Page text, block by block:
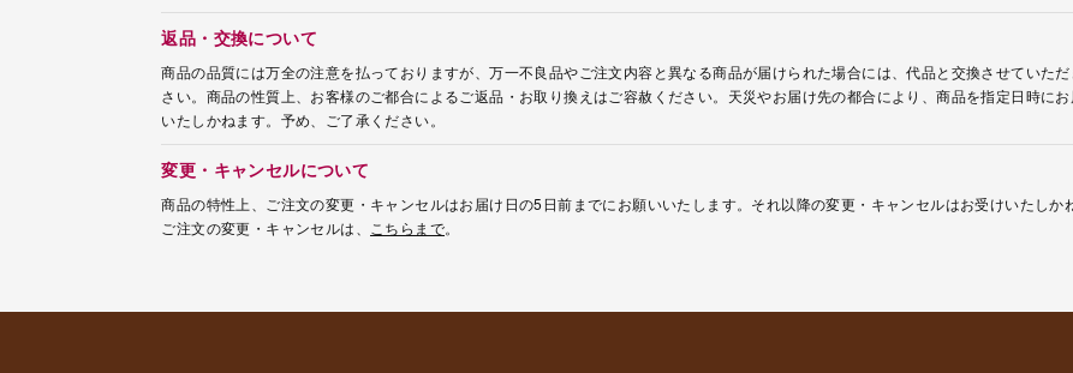
返品・交換について
商品の品質には万全の注意を払っておりますが、万一不良品やご注文内容と異なる商品が届けられた場合には、代品と交換させていた
さい。商品の性質上、お客様のご都合によるご返品・お取り換えはご容赦ください。天災やお届け先の都合により、商品を指定日時に
いたしかねます。予め、ご了承ください。
変更・キャンセルについて
商品の特性上、ご注文の変更・キャンセルはお届け日の5日前までにお願いいたします。それ以降の変更・キャンセルはお受けいたしか
ご注文の変更・キャンセルは、
こちらまで。